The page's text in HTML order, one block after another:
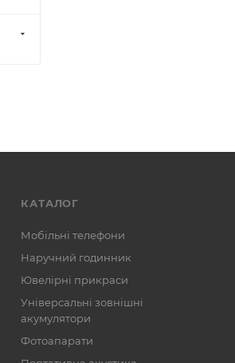
КАТАЛОГ
Мобільні телефони
Наручний годинник
Ювелірні прикраси
Універсальні зовнішні
акумулятори
Фотоапарати